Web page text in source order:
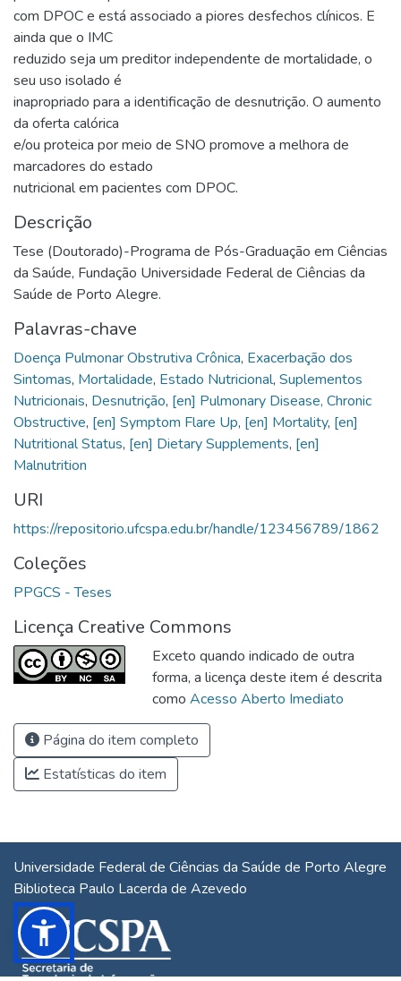
com DPOC e está associado a piores desfechos clínicos. E
ainda que o IMC
reduzido seja um preditor independente de mortalidade, o
seu uso isolado é
inapropriado para a identificação de desnutrição. O aumento
da oferta calórica
e/ou proteica por meio de SNO promove a melhora de
marcadores do estado
nutricional em pacientes com DPOC.
Descrição
Tese (Doutorado)-Programa de Pós-Graduação em Ciências
da Saúde, Fundação Universidade Federal de Ciências da
Saúde de Porto Alegre.
Palavras-chave
Doença Pulmonar Obstrutiva Crônica, Exacerbação dos
Sintomas, Mortalidade, Estado Nutricional, Suplementos
Nutricionais, Desnutrição, [en] Pulmonary Disease, Chronic
Obstructive, [en] Symptom Flare Up, [en] Mortality, [en]
Nutritional Status, [en] Dietary Supplements, [en]
Malnutrition
URI
https://repositorio.ufcspa.edu.br/handle/123456789/1862
Coleções
PPGCS - Teses
Licença Creative Commons
Exceto quando indicado de outra
forma, a licença deste item é descrita
como Acesso Aberto Imediato
Página do item completo
Estatísticas do item
Universidade Federal de Ciências da Saúde de Porto Alegre
Biblioteca Paulo Lacerda de Azevedo